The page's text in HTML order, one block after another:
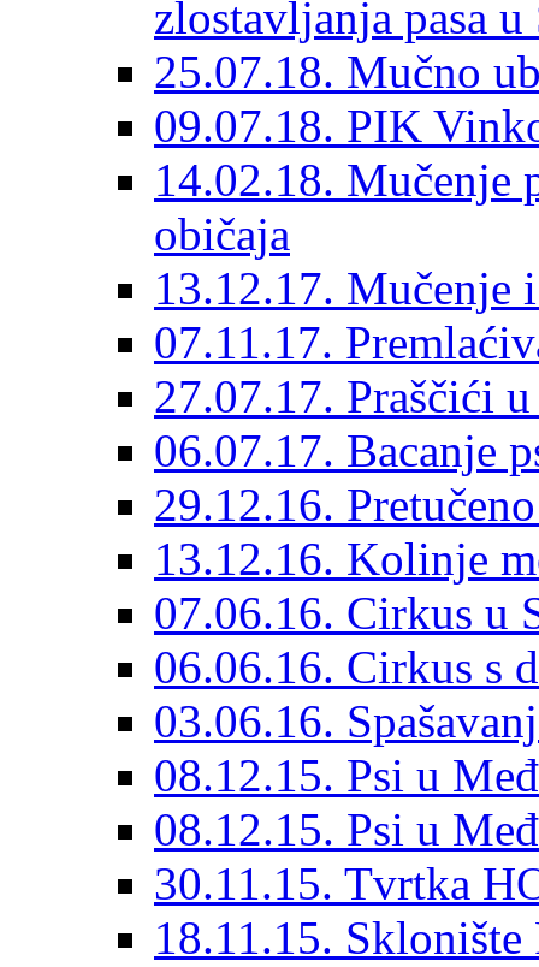
zlostavljanja pasa
25.07.18. Mučno
09.07.18. PIK
14.02.18. Mučenje
običaja
13.12.17.
07.11.17.
27.07.17. Praščići
06.07.17. Bacanje
29.12.16.
13.12.16. Kolinje
07.06.16. Cirkus u
06.06.16. Cirkus s
03.06.16.
08.12.15. Psi u
08.12.15. Psi u
30.11.15. Tvrtka
18.11.15. Sklonište